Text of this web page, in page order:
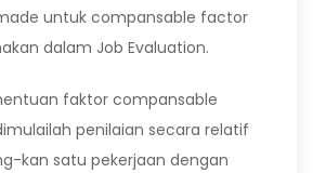
untuk compansable factor
dalam Job Evaluation.
faktor compansable
penilaian secara relatif
kan satu pekerjaan dengan